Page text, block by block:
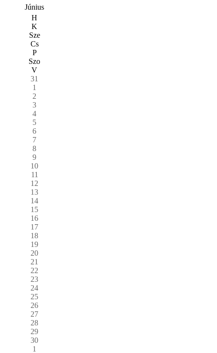
Június
H
K
Sze
Cs
P
Szo
V
31
1
2
3
4
5
6
7
8
9
10
11
12
13
14
15
16
17
18
19
20
21
22
23
24
25
26
27
28
29
30
1